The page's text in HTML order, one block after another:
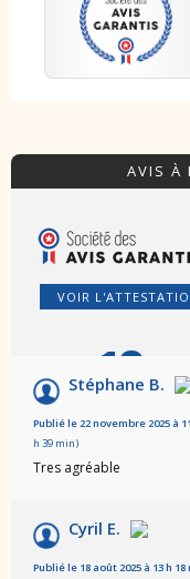
AVIS À
VOIR
10/10
Basé sur 6 avis
Stéphane B.
Publié le 22 novembre 2025 à
h 39 min)
Tres agréable
Cyril E.
Publié le 18 août 2025 à 13 h 18